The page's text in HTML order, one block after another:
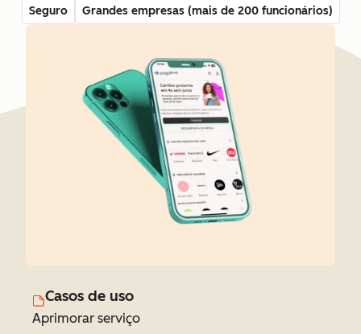
Seguro Grandes empresas (mais de 200 funcionários)
Casos de uso
Aprimorar serviço